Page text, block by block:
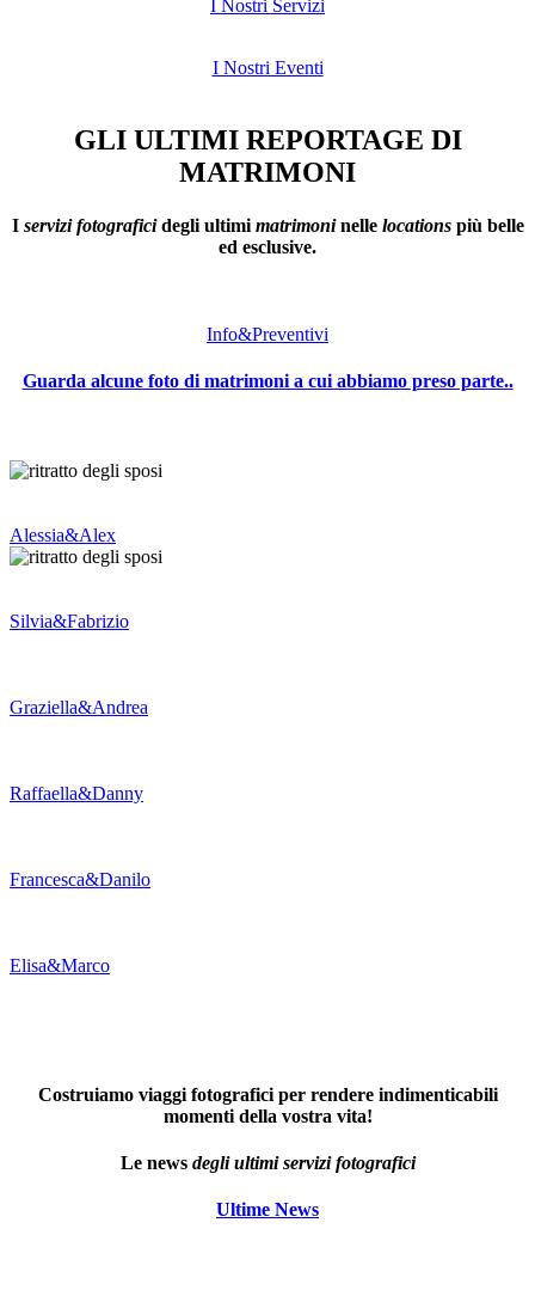
I Nostri Servizi
I Nostri Eventi
GLI ULTIMI REPORTAGE DI
MATRIMONI
I servizi fotograficidegli ultimi matrimoninelle locationspiù belle
ed esclusive.
Info&Preventivi
Guarda alcune foto di matrimoni a cui abbiamo preso parte..
Alessia&Alex
Silvia&Fabrizio
Graziella&Andrea
Raffaella&Danny
Francesca&Danilo
Elisa&Marco
Costruiamo viaggi fotografici per rendere indimenticabili
momenti della vostra vita!
Le news degli ultimi servizi fotografici
Ultime News